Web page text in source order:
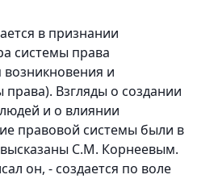
в признании
системы права
возникновения и
Взгляды о создании
и о влиянии
правовой системы были в
С.М. Корнеевым.
он, - создается по воле